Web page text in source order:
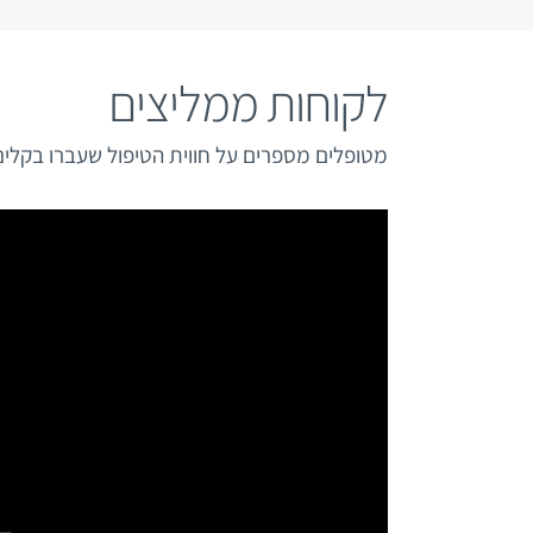
לקוחות ממליצים
מטופלים מספרים על חווית הטיפול שעברו